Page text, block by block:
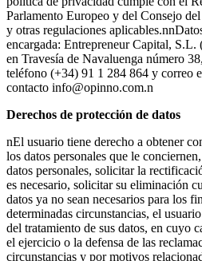
Parlamento Europeo y del Consejo
y otras regulaciones
encargada: Entrepreneur Capital,
en Travesía de Navaluenga número
teléfono (+34) 91 1 284 864 y correo
contacto info@opinno.com.n
Derechos de protección de datos
nEl usuario tiene derecho a obtener
los datos personales que le
datos personales, solicitar la
es necesario, solicitar su eliminación
datos ya no sean necesarios para los
determinadas circunstancias, el
del tratamiento de sus datos, en cuyo
el ejercicio o la defensa de las
circunstancias y por motivos